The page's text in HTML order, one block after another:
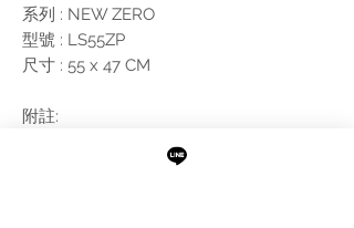
系列 : NEW ZERO
型號 : LS55ZP
尺寸 : 55 x 47 CM
附註:
不含落水頭，水龍頭，毛巾桿